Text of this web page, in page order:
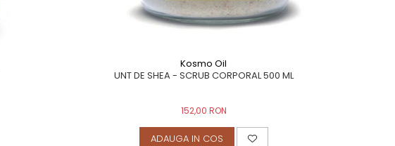
Kosmo Oil
UNT DE SHEA - SCRUB CORPORAL 500 ML
152,00 RON
ADAUGA IN COS